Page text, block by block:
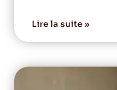
Lire la suite »